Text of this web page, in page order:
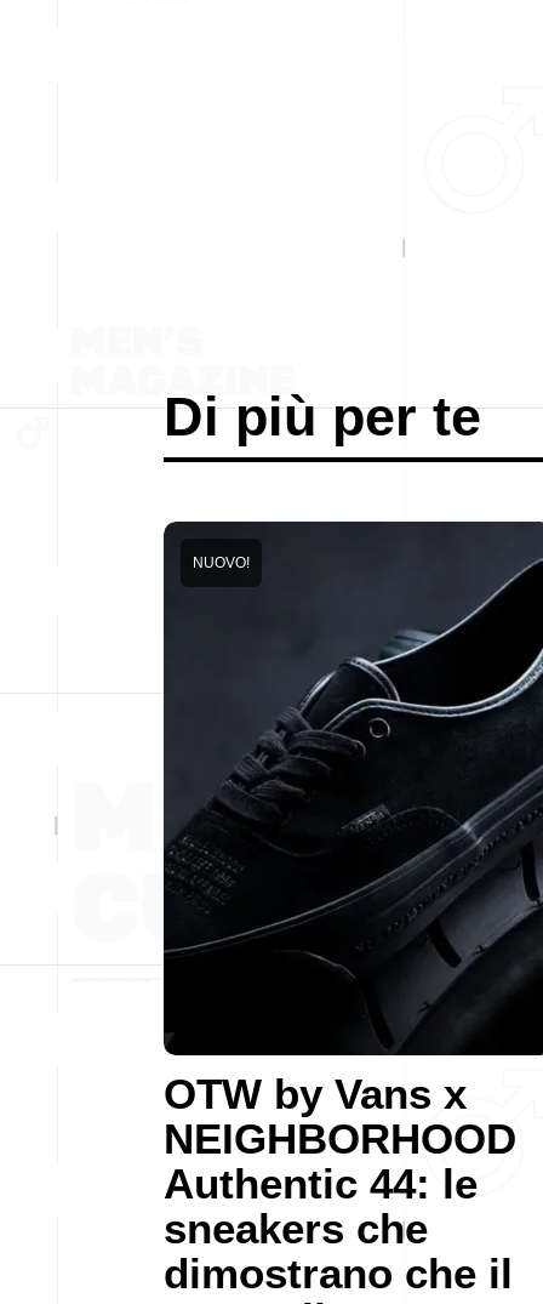
Di più per te
OTW by Vans x
NEIGHBORHOOD
Authentic 44: le
sneakers che
dimostrano che il
NUOVO!